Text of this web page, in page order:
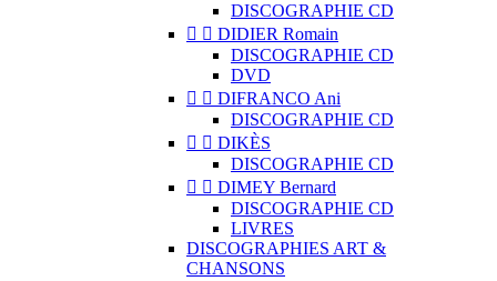
DISCOGRAPHIE CD
  DIDIER Romain
DISCOGRAPHIE CD
DVD
  DIFRANCO Ani
DISCOGRAPHIE CD
  DIKÈS
DISCOGRAPHIE CD
  DIMEY Bernard
DISCOGRAPHIE CD
LIVRES
DISCOGRAPHIES ART &
CHANSONS